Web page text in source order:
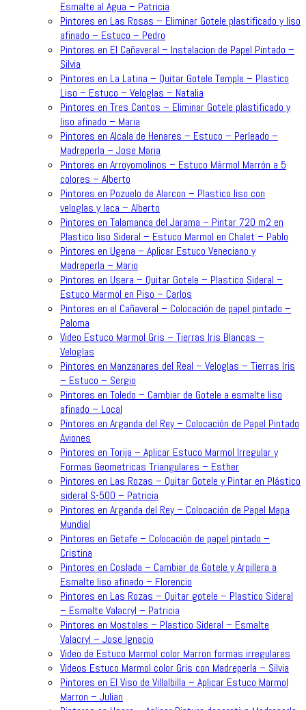
Esmalte al Agua – Patricia
Pintores en Las Rosas – Eliminar Gotele plastificado y liso
afinado – Estuco – Pedro
Pintores en El Cañaveral – Instalacion de Papel Pintado –
Silvia
Pintores en La Latina – Quitar Gotele Temple – Plastico
Liso – Estuco – Veloglas – Natalia
Pintores en Tres Cantos – Eliminar Gotele plastificado y
liso afinado – Maria
Pintores en Alcala de Henares – Estuco – Perleado –
Madreperla – Jose Maria
Pintores en Arroyomolinos – Estuco Mármol Marrón a 5
colores – Alberto
Pintores en Pozuelo de Alarcon – Plastico liso con
veloglas y laca – Alberto
Pintores en Talamanca del Jarama – Pintar 720 m2 en
Plastico liso Sideral – Estuco Marmol en Chalet – Pablo
Pintores en Ugena – Aplicar Estuco Veneciano y
Madreperla – Mario
Pintores en Usera – Quitar Gotele – Plastico Sideral –
Estuco Marmol en Piso – Carlos
Pintores en el Cañaveral – Colocación de papel pintado –
Paloma
Video Estuco Marmol Gris – Tierras Iris Blancas –
Veloglas
Pintores en Manzanares del Real – Veloglas – Tierras Iris
– Estuco – Sergio
Pintores en Toledo – Cambiar de Gotele a esmalte liso
afinado – Local
Pintores en Arganda del Rey – Colocación de Papel Pintado
Aviones
Pintores en Torija – Aplicar Estuco Marmol Irregular y
Formas Geometricas Triangulares – Esther
Pintores en Las Rozas – Quitar Gotele y Pintar en Plástico
sideral S-500 – Patricia
Pintores en Arganda del Rey – Colocación de Papel Mapa
Mundial
Pintores en Getafe – Colocación de papel pintado –
Cristina
Pintores en Coslada – Cambiar de Gotele y Arpillera a
Esmalte liso afinado – Florencio
Pintores en Las Rozas – Quitar gotele – Plastico Sideral
– Esmalte Valacryl – Patricia
Pintores en Mostoles – Plastico Sideral – Esmalte
Valacryl – Jose Ignacio
Video de Estuco Marmol color Marron formas irregulares
Videos Estuco Marmol color Gris con Madreperla – Silvia
Pintores en El Viso de Villalbilla – Aplicar Estuco Marmol
Marron – Julian